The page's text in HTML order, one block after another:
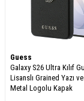
Guess
Galaxy S26 Ultra Kılıf
Lisanslı Grained Yazı
Metal Logolu Kapak